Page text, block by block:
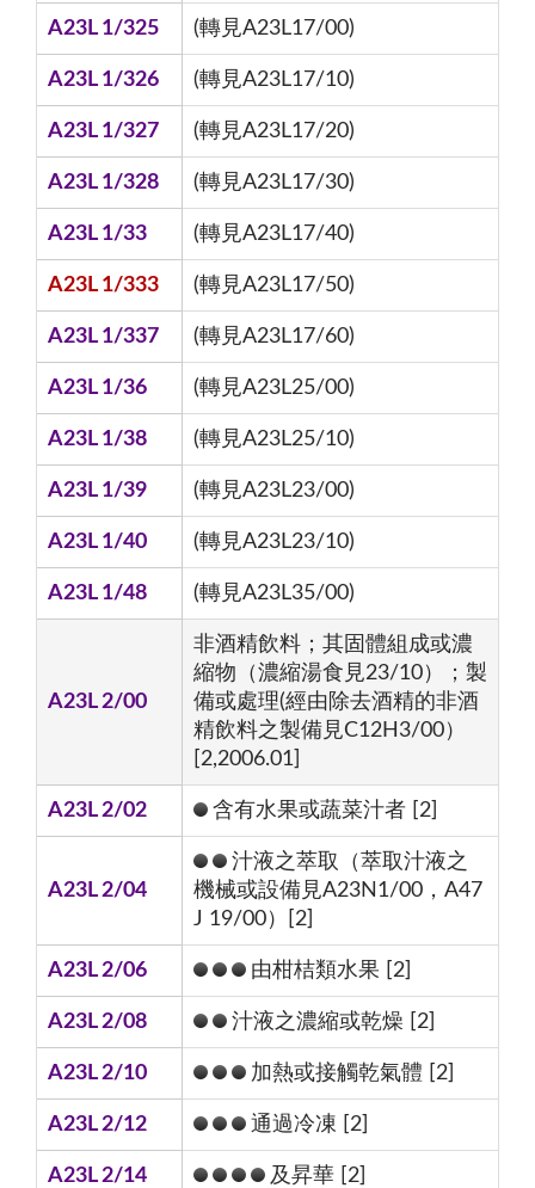
A23L 1/325 (轉見A23L17/00)
A23L 1/326 (轉見A23L17/10)
A23L 1/327 (轉見A23L17/20)
A23L 1/328 (轉見A23L17/30)
A23L 1/33 (轉見A23L17/40)
A23L 1/333 (轉見A23L17/50)
A23L 1/337 (轉見A23L17/60)
A23L 1/36 (轉見A23L25/00)
A23L 1/38 (轉見A23L25/10)
A23L 1/39 (轉見A23L23/00)
A23L 1/40 (轉見A23L23/10)
A23L 1/48 (轉見A23L35/00)
A23L 2/00
非酒精飲料；其固體組成或濃
縮物（濃縮湯食見23/10）；製
備或處理(經由除去酒精的非酒
精飲料之製備見C12H3/00）
[2,2006.01]
A23L 2/02 含有水果或蔬菜汁者 [2]
A23L 2/04
汁液之萃取（萃取汁液之
機械或設備見A23N1/00，A47
J 19/00）[2]
A23L 2/06 由柑桔類水果 [2]
A23L 2/08 汁液之濃縮或乾燥 [2]
A23L 2/10 加熱或接觸乾氣體 [2]
A23L 2/12 通過冷凍 [2]
A23L 2/14 及昇華 [2]